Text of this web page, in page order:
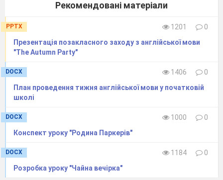
This is November.
P10:
In autumn the leaves are red,
They’re green, yellow and bright.
The weather is cold and wet,
The clouds are nice and light.
T:My dear boys and girls
You are smart. Do you
like to sing songs?
T:Let’s sing the songs.
A song“ Seasons”
Рекомендовані матеріали
PPTX 1201
0
Презентація позакласного заходу з англійської мови
"The Autumn Party"
DOCX 1406
0
План проведення тижня англійської мови у початковій
школі
DOCX 1000
0
Конспект уроку "Родина Паркерів"
DOCX 1184
0
Розробка уроку "Чайна вечірка"